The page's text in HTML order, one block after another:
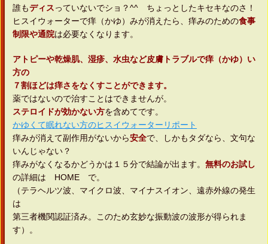
誰もディスっていないでショ？^^ ちょっとしたキセキなのさ！
ヒスイウォーターで痒（かゆ）みが消えたら、痒みのための食事
制限や通院は必要なくなります。
アトピーや乾燥肌、湿疹、水虫など皮膚トラブルで痒（かゆ）い
方の
７割ほどは痒さをなくすことができます。
薬ではないので治すことはできませんが。
ステロイドが効かない方を含めてです。
かゆくて眠れない方のヒスイウォーターリポート
痒みが消えて副作用がないから安全で、しかもタダなら、文句な
いんじゃない？
痒みがなくなるかどうかは１５分で結論が出ます。 無料のお試し
の詳細は HOME で。
（テラヘルツ波、マイクロ波、マイナスイオン、遠赤外線の発生
は
第三者機関認証済み。このため玄妙な振動波の波形が得られま
す）。